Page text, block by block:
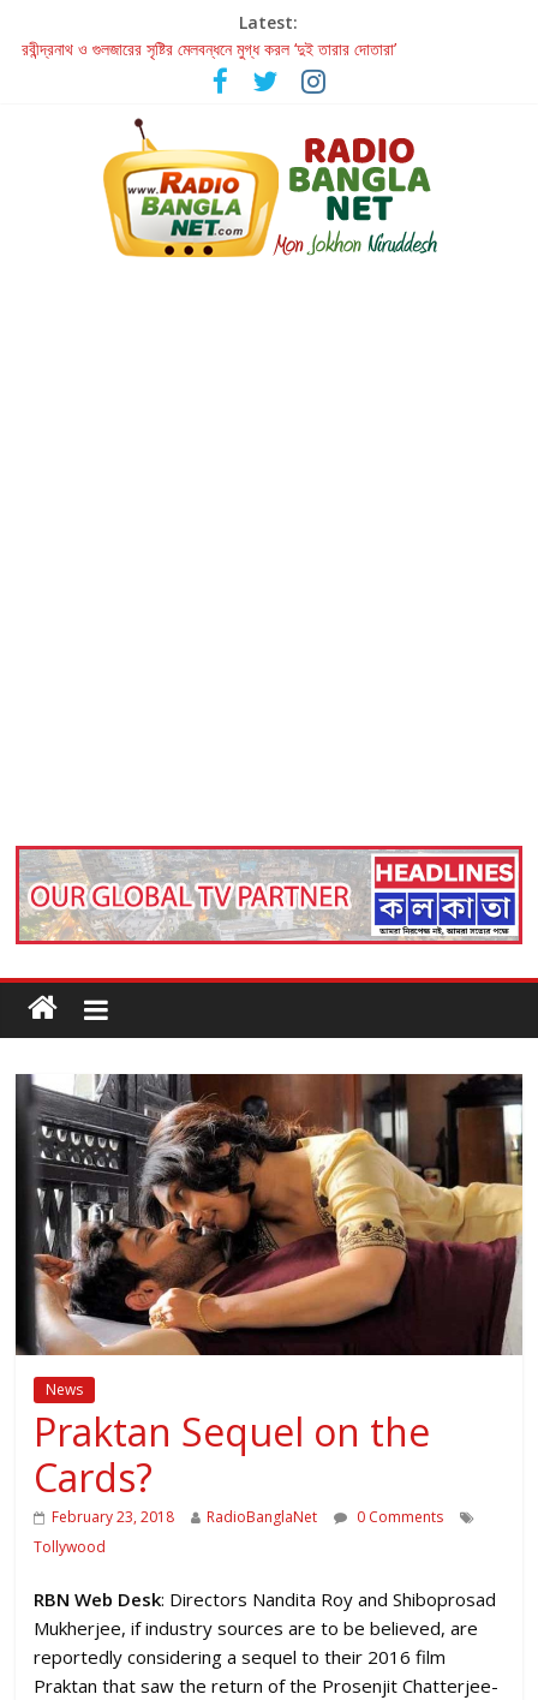
Latest:
রবীন্দ্রনাথ ও গুলজারের সৃষ্টির মেলবন্ধনে মুগ্ধ করল ‘দুই তারার দোতারা’
কলের গান থেকে রীলস্ — বাঙালির গান শোনার বিবর্তনের গল্প
জগন্নাথমঙ্গলম্ — বাংলায় প্রথমবার মঞ্চে এবার রথযাত্রার উদযাপন
Retribution: A Thought-Provoking Short Film That Challenges
Our Understanding of Justice
হাওয়া বদলের টলিউডে ‘তুমি এলে তাই’
News
Praktan Sequel on the
Cards?
February 23, 2018 RadioBanglaNet
0 Comments
Tollywood
RBN Web Desk: Directors Nandita Roy and Shiboprosad
Mukherjee, if industry sources are to be believed, are
reportedly considering a sequel to their 2016 film
Praktan that saw the return of the Prosenjit Chatterjee-